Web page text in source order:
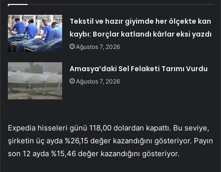
Tekstil ve hazır giyimde her ölçekte kan
kaybı: Borçlar katlandı kârlar eksi yazdı
Ağustos 7, 2026
Amasya’daki Sel Felaketi Tarımı Vurdu
Ağustos 7, 2026
Expedia hisseleri günü 118,00 dolardan kapattı. Bu seviye,
şirketin üç ayda %26,15 değer kazandığını gösteriyor. Payın
son 12 ayda %15,46 değer kazandığını gösteriyor.